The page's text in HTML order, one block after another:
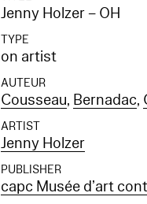
Jenny Holzer – OH
TYPE
on artist
AUTEUR
Cousseau, Bernadac,
ARTIST
Jenny Holzer
PUBLISHER
capc Musée d’art